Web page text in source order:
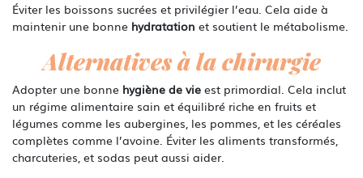
Éviter les boissons sucrées et privilégier l’eau. Cela aide à
maintenir une bonne hydratation et soutient le métabolisme.
Alternatives à la chirurgie
Adopter une bonne hygiène de vie est primordial. Cela inclut
un régime alimentaire sain et équilibré riche en fruits et
légumes comme les aubergines, les pommes, et les céréales
complètes comme l’avoine. Éviter les aliments transformés,
charcuteries, et sodas peut aussi aider.